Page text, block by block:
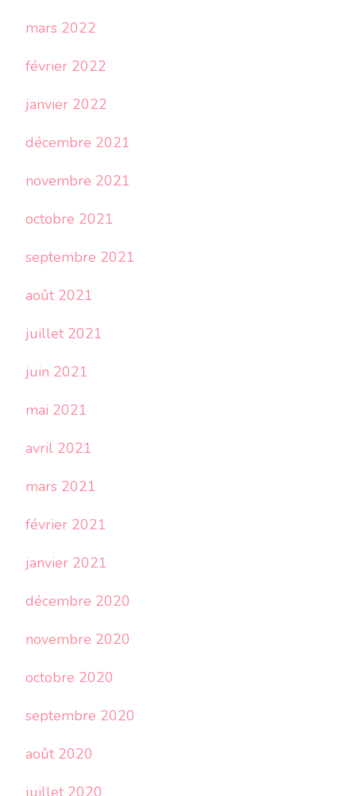
mars 2022
février 2022
janvier 2022
décembre 2021
novembre 2021
octobre 2021
septembre 2021
août 2021
juillet 2021
juin 2021
mai 2021
avril 2021
mars 2021
février 2021
janvier 2021
décembre 2020
novembre 2020
octobre 2020
septembre 2020
août 2020
juillet 2020